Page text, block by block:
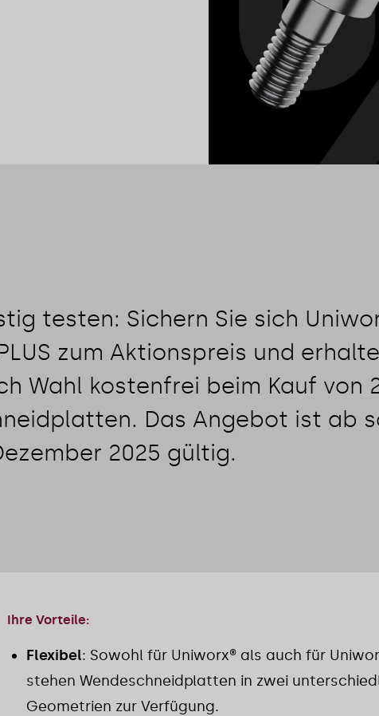
testen: Sichern Sie sich
zum Aktionspreis und
Wahl kostenfrei beim Kauf von
Das Angebot ist ab
2025 gültig.
Ihre Vorteile:
Flexibel: Sowohl für Uniworx® als auch für
stehen Wendeschneidplatten in zwei
Geometrien zur Verfügung.